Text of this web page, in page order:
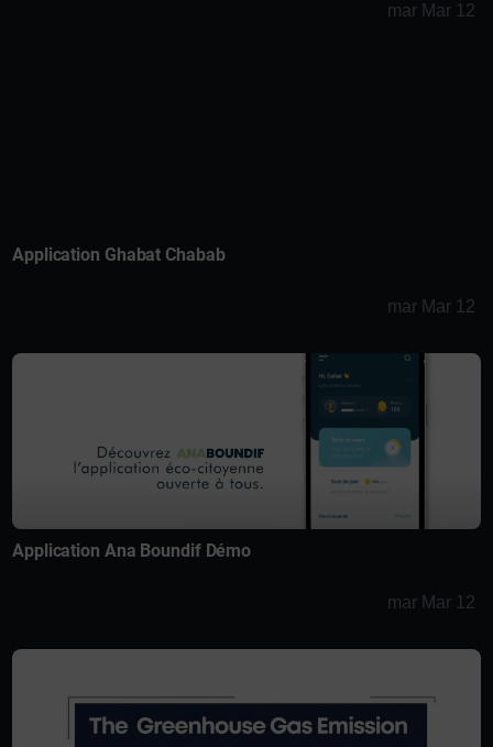
mar Mar 12
Application Ghabat Chabab
mar Mar 12
Application Ana Boundif Démo
mar Mar 12